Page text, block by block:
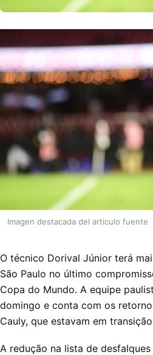
Imagen destacada del articulo fuente
O técnico Dorival Júnior terá
São Paulo no último
Copa do Mundo. A equipe
domingo e conta com os
Cauly, que estavam em
A redução na lista de